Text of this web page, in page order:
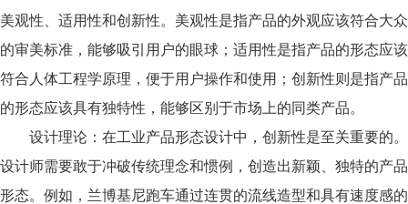
美观性、适用性和创新性。美观性是指产品的外观应该符合大众
的审美标准，能够吸引用户的眼球；适用性是指产品的形态应该
符合人体工程学原理，便于用户操作和使用；创新性则是指产品
的形态应该具有独特性，能够区别于市场上的同类产品。
设计理论：在工业产品形态设计中，创新性是至关重要的。
设计师需要敢于冲破传统理念和惯例，创造出新颖、独特的产品
形态。例如，兰博基尼跑车通过连贯的流线造型和具有速度感的